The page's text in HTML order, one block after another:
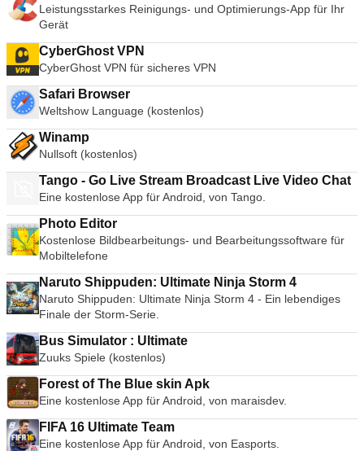
Leistungsstarkes Reinigungs- und Optimierungs-App für Ihr
Gerät
CyberGhost VPN
CyberGhost VPN für sicheres VPN
Safari Browser
Weltshow Language (kostenlos)
Winamp
Nullsoft (kostenlos)
Tango - Go Live Stream Broadcast Live Video Chat
Eine kostenlose App für Android, von Tango.
Photo Editor
Kostenlose Bildbearbeitungs- und Bearbeitungssoftware für
Mobiltelefone
Naruto Shippuden: Ultimate Ninja Storm 4
Naruto Shippuden: Ultimate Ninja Storm 4 - Ein lebendiges
Finale der Storm-Serie.
Bus Simulator : Ultimate
Zuuks Spiele (kostenlos)
Forest of The Blue skin Apk
Eine kostenlose App für Android, von maraisdev.
FIFA 16 Ultimate Team
Eine kostenlose App für Android, von Easports.